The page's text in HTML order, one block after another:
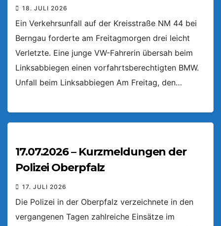
18. JULI 2026
Ein Verkehrsunfall auf der Kreisstraße NM 44 bei
Berngau forderte am Freitagmorgen drei leicht
Verletzte. Eine junge VW-Fahrerin übersah beim
Linksabbiegen einen vorfahrtsberechtigten BMW.
Unfall beim Linksabbiegen Am Freitag, den…
17.07.2026 – Kurzmeldungen der
Polizei Oberpfalz
17. JULI 2026
Die Polizei in der Oberpfalz verzeichnete in den
vergangenen Tagen zahlreiche Einsätze im